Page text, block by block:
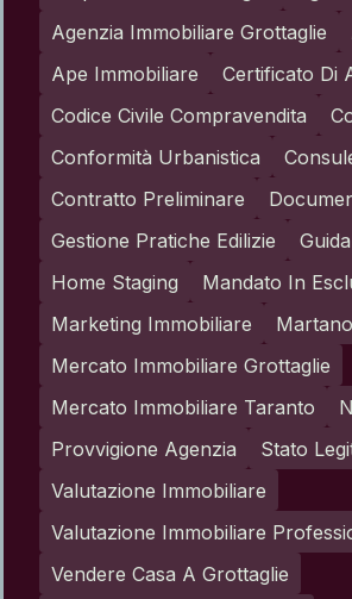
Agenzia Immobiliare Grottaglie
Ape Immobiliare
Certificato Di
Codice Civile Compravendita
Conformità Urbanistica
Contratto Preliminare
Gestione Pratiche Edilizie
Home Staging
Mandato In
Marketing Immobiliare
Mercato Immobiliare Grottaglie
Mercato Immobiliare Taranto
Provvigione Agenzia
Stato
Valutazione Immobiliare
Valutazione Immobiliare
Vendere Casa A Grottaglie